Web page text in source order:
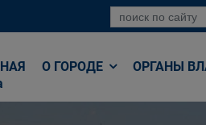
О ГОРОДЕ ОРГАНЫ